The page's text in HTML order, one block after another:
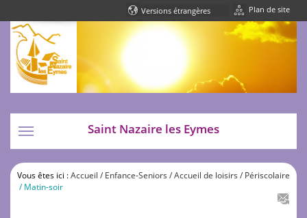
Plan de site
Powered by
Translate
Toggle
navigation
Saint Nazaire les Eymes
Vous êtes ici :Accueil / Enfance-Seniors / Accueil de loisirs / Périscolaire
/ Matin-soir